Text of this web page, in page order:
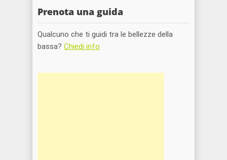
Prenota una guida
Qualcuno che ti guidi tra le bellezze della
bassa? Chiedi info